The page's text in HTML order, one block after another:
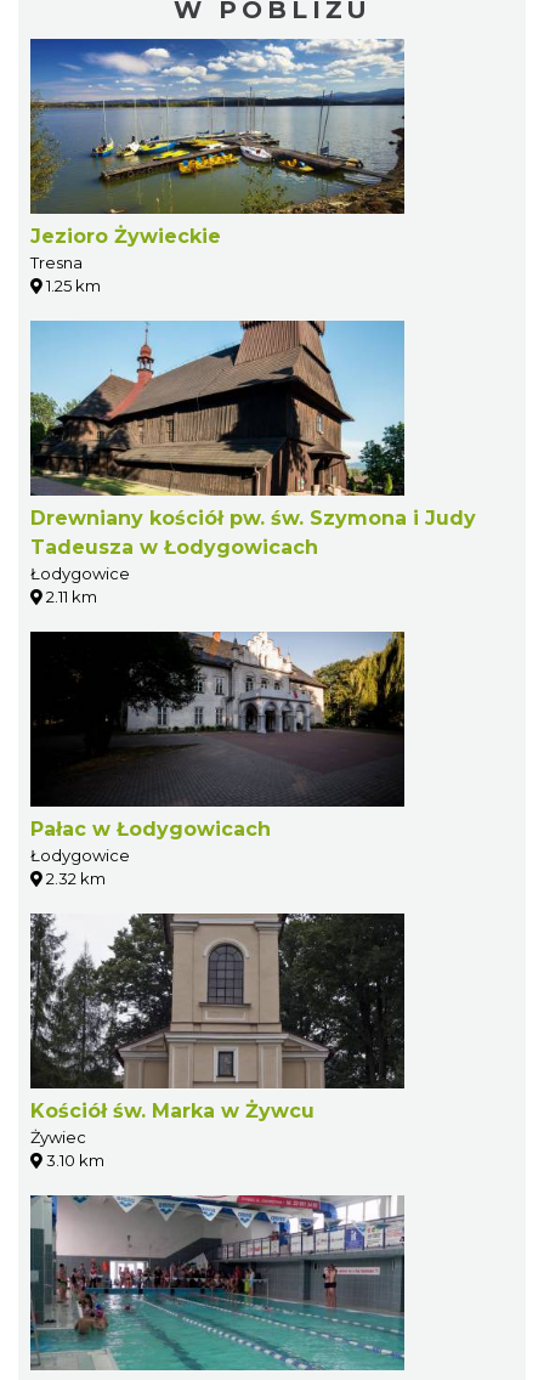
W POBLIŻU
Jezioro Żywieckie
Tresna
1.25 km
Drewniany kościół pw. św. Szymona i Judy
Tadeusza w Łodygowicach
Łodygowice
2.11 km
Pałac w Łodygowicach
Łodygowice
2.32 km
Kościół św. Marka w Żywcu
Żywiec
3.10 km